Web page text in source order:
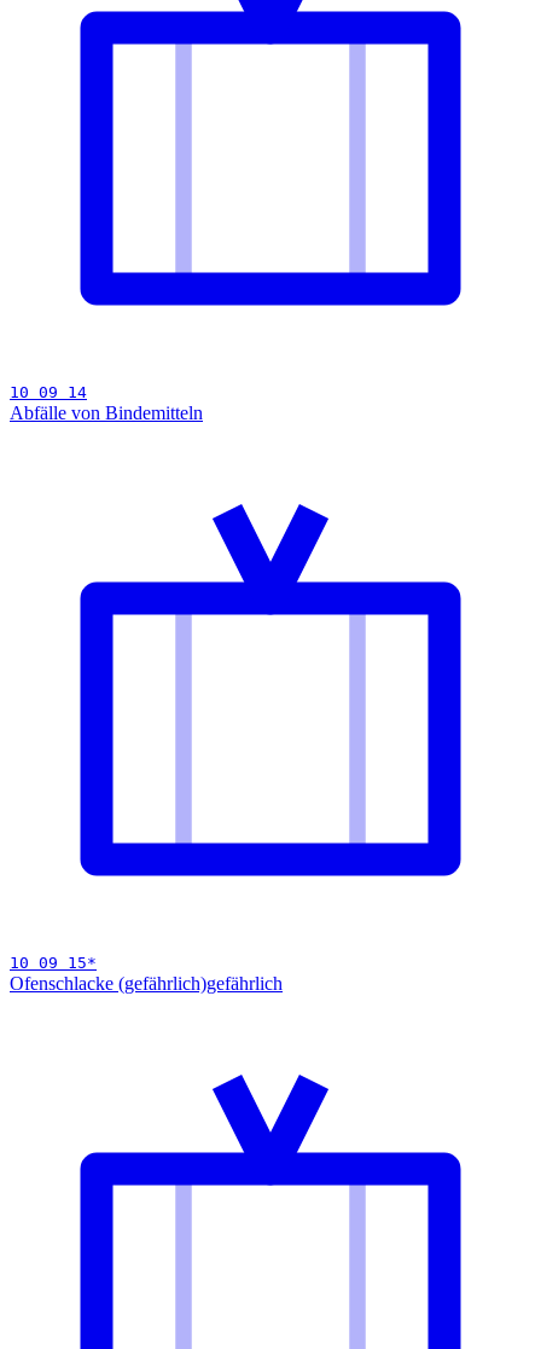
10 09 14
Abfälle von Bindemitteln
10 09 15*
Ofenschlacke (gefährlich)gefährlich